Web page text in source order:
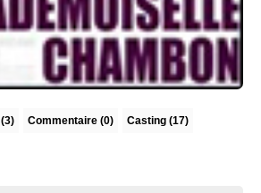
(3) Commentaire (0) Casting (17)